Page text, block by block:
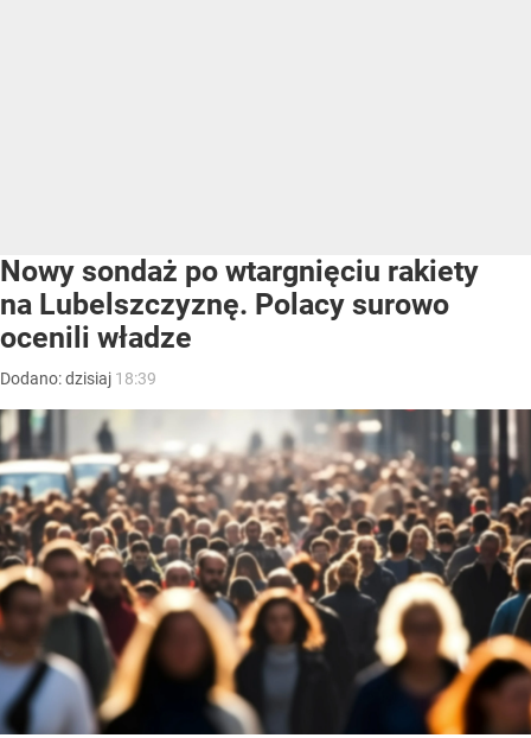
Nowy sondaż po wtargnięciu rakiety
na Lubelszczyznę. Polacy surowo
ocenili władze
Dodano:dzisiaj 18:39